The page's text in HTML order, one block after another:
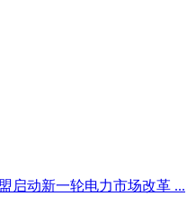
启动新一轮电力市场改革 ...